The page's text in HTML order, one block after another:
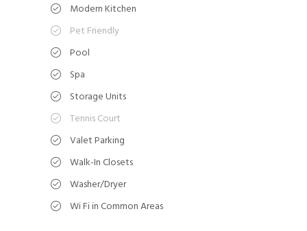
Modern Kitchen
Pet Friendly
Pool
Spa
Storage Units
Tennis Court
Valet Parking
Walk-In Closets
Washer/Dryer
Wi Fi in Common Areas